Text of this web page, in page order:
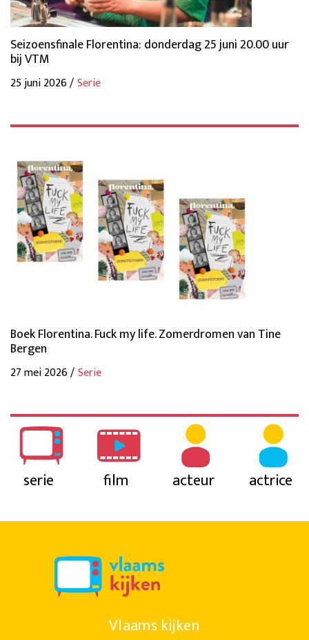
Seizoensfinale Florentina: donderdag 25 juni 20.00 uur
bij VTM
25 juni 2026 /Serie
Boek Florentina. Fuck my life. Zomerdromen van Tine
Bergen
27 mei 2026 /Serie
serie film acteur actrice
Vlaams kijken